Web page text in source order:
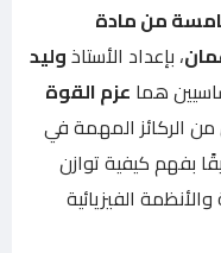
من مادة
، بإعداد الأستاذوليد
هما عزم القوة
الركائز المهمة في
بفهم كيفية توازن
الفيزيائية